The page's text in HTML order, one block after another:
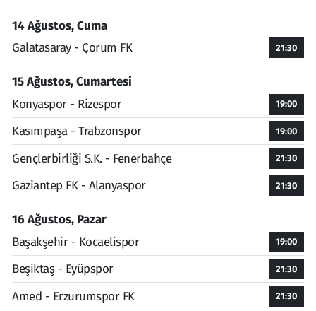
14 Ağustos, Cuma
Galatasaray - Çorum FK
21:30
15 Ağustos, Cumartesi
Konyaspor - Rizespor
19:00
Kasımpaşa - Trabzonspor 19:00
Gençlerbirliği S.K. - Fenerbahçe 21:30
Gaziantep FK - Alanyaspor 21:30
16 Ağustos, Pazar
Başakşehir - Kocaelispor
19:00
Beşiktaş - Eyüpspor 21:30
Amed - Erzurumspor FK 21:30